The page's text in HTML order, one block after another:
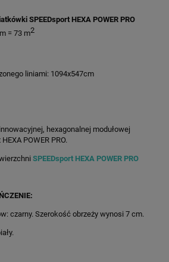
SPEEDsport HEXA POWER PRO
= 73 m2
liniami: 1094x547cm
hexagonalnej modułowej
POWER PRO.
SPEEDsport HEXA POWER PRO
czarny. Szerokość obrzeży wynosi 7 cm.